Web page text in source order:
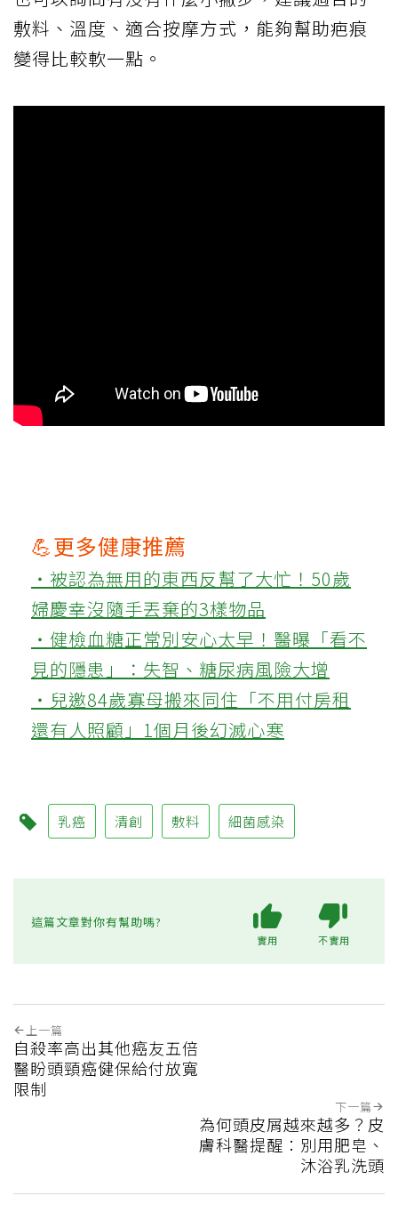
敷料、溫度、適合按摩方式，能夠幫助疤痕
變得比較軟一點。
💪更多健康推薦
‧被認為無用的東西反幫了大忙！50歲
婦慶幸沒隨手丟棄的3樣物品
‧健檢血糖正常別安心太早！醫曝「看不
見的隱患」：失智、糖尿病風險大增
‧兒邀84歲寡母搬來同住「不用付房租
還有人照顧」1個月後幻滅心寒
乳癌 清創 敷料 細菌感染
這篇文章對你有幫助嗎?
實用 不實用
上一篇
自殺率高出其他癌友五倍
醫盼頭頸癌健保給付放寬
限制
下一篇
為何頭皮屑越來越多？皮
膚科醫提醒：別用肥皂、
沐浴乳洗頭